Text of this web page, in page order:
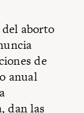
aborto
de
anual
dan las